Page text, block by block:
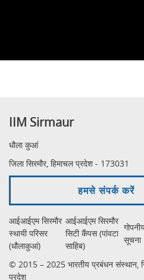
IIM Sirmaur
धौला कुआं
जिला सिरमौर, हिमाचल प्रदेश - 173031
हमसे संपर्क करें
आईआईएम सिरमौर
स्थायी परिसर
(धौलाकुआं)
आईआईएम सिरमौर
सिटी कैंपस (पांवटा
साहिब)
सूचना
© 2015 – 2025 भारतीय प्रबंधन संस्थान,
प्रदेश